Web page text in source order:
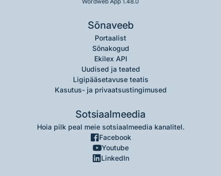
Sõnaveeb
Portaalist
Sõnakogud
Ekilex API
Uudised ja teated
Ligipääsetavuse teatis
Kasutus- ja privaatsustingimused
Sotsiaalmeedia
Hoia pilk peal meie sotsiaalmeedia kanalitel.
Facebook
Youtube
LinkedIn